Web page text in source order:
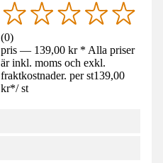
(0)
pris — 139,00 kr * Alla priser
är inkl. moms och exkl.
fraktkostnader. per st139,00
kr*/ st